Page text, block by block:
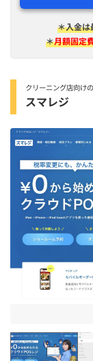
＊入金は​
＊月額固定
クリーニング店向け
スマレジ